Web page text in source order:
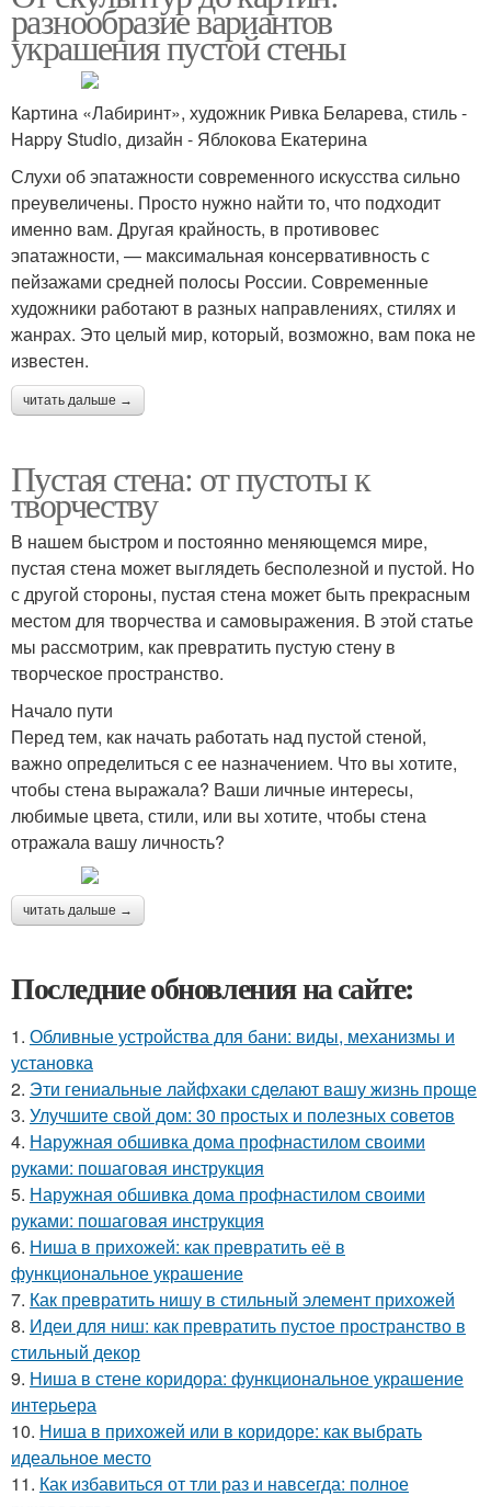
разнообразие вариантов
украшения пустой стены
Картина «Лабиринт», художник Ривка Беларева, стиль -
Happy Studio, дизайн - Яблокова Екатерина
Слухи об эпатажности современного искусства сильно
преувеличены. Просто нужно найти то, что подходит
именно вам. Другая крайность, в противовес
эпатажности, — максимальная консервативность с
пейзажами средней полосы России. Современные
художники работают в разных направлениях, стилях и
жанрах. Это целый мир, который, возможно, вам пока не
известен.
читать дальше →
Пустая стена: от пустоты к
творчеству
В нашем быстром и постоянно меняющемся мире,
пустая стена может выглядеть бесполезной и пустой. Но
с другой стороны, пустая стена может быть прекрасным
местом для творчества и самовыражения. В этой статье
мы рассмотрим, как превратить пустую стену в
творческое пространство.
Начало пути
Перед тем, как начать работать над пустой стеной,
важно определиться с ее назначением. Что вы хотите,
чтобы стена выражала? Ваши личные интересы,
любимые цвета, стили, или вы хотите, чтобы стена
отражала вашу личность?
читать дальше →
Последние обновления на сайте:
1. Обливные устройства для бани: виды, механизмы и
установка
2. Эти гениальные лайфхаки сделают вашу жизнь проще
3. Улучшите свой дом: 30 простых и полезных советов
4. Наружная обшивка дома профнастилом своими
руками: пошаговая инструкция
5. Наружная обшивка дома профнастилом своими
руками: пошаговая инструкция
6. Ниша в прихожей: как превратить её в
функциональное украшение
7. Как превратить нишу в стильный элемент прихожей
8. Идеи для ниш: как превратить пустое пространство в
стильный декор
9. Ниша в стене коридора: функциональное украшение
интерьера
10. Ниша в прихожей или в коридоре: как выбрать
идеальное место
11. Как избавиться от тли раз и навсегда: полное